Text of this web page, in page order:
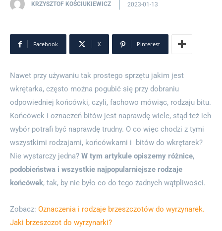
KRZYSZTOF KOŚCIUKIEWICZ 2023-01-13
Facebook X Pinterest
Nawet przy używaniu tak prostego sprzętu jakim jest
wkrętarka, często można pogubić się przy dobraniu
odpowiedniej końcówki, czyli, fachowo mówiąc, rodzaju bitu.
Końcówek i oznaczeń bitów jest naprawdę wiele, stąd też ich
wybór potrafi być naprawdę trudny. O co więc chodzi z tymi
wszystkimi rodzajami, końcówkami i bitów do wkrętarek?
Nie wystarczy jedna? W tym artykule opiszemy różnice,
podobieństwa i wszystkie najpopularniejsze rodzaje
końcówek, tak, by nie było co do tego żadnych wątpliwości.
Zobacz: Oznaczenia i rodzaje brzeszczotów do wyrzynarek.
Jaki brzeszczot do wyrzynarki?